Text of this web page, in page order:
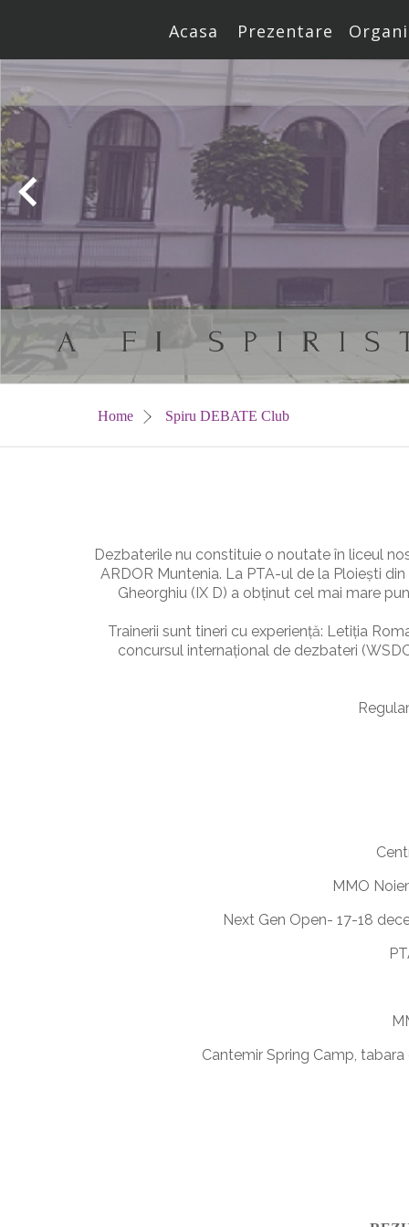
Acasa Prezentare
Home Spiru DEBATE Club
Dezbaterile nu constituie o noutate în liceul
ARDOR Muntenia. La PTA-ul de la Ploiești
Gheorghiu (IX D) a obținut cel mai mare
Trainerii sunt tineri cu experiență: Letiția
concursul internațional de dezbateri
MMO
Next Gen Open- 17-18
Cantemir Spring Camp,